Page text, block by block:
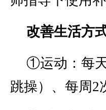
改善生活方
①运动：每
跳操）、每周2